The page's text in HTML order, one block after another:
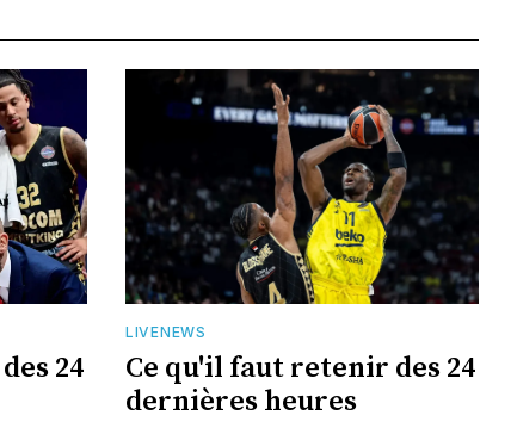
24
LIVENEWS
Ce qu'il faut retenir des 24
dernières heures